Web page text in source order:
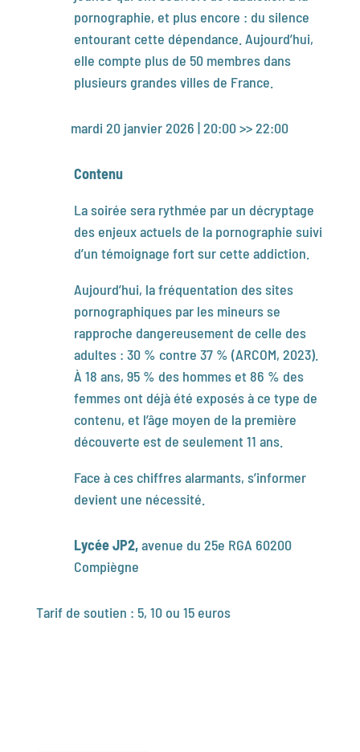
pornographie, et plus encore : du silence
entourant cette dépendance. Aujourd’hui,
elle compte plus de 50 membres dans
plusieurs grandes villes de France.
mardi 20 janvier 2026 | 20:00 >> 22:00
Contenu
La soirée sera rythmée par un décryptage
des enjeux actuels de la pornographie suivi
d’un témoignage fort sur cette addiction.
Aujourd’hui, la fréquentation des sites
pornographiques par les mineurs se
rapproche dangereusement de celle des
adultes : 30 % contre 37 % (ARCOM, 2023).
À 18 ans, 95 % des hommes et 86 % des
femmes ont déjà été exposés à ce type de
contenu, et l’âge moyen de la première
découverte est de seulement 11 ans.
Face à ces chiffres alarmants, s’informer
devient une nécessité.
Lycée JP2,avenue du 25e RGA 60200
Compiègne
Tarif de soutien : 5, 10 ou 15 euros